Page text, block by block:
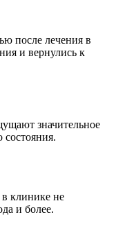
после лечения в
и вернулись к
значительное
состояния.
клинике не
и более.